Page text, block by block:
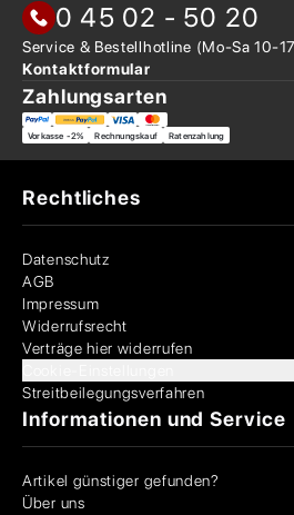
0 45 02 - 50 20
Service & Bestellhotline (Mo-Sa 10-
Kontaktformular
Zahlungsarten
Vorkasse -2% Rechnungskauf Ratenzahlung
Rechtliches
Datenschutz
AGB
Impressum
Widerrufsrecht
Verträge hier widerrufen
Streitbeilegungsverfahren
Informationen und Service
Artikel günstiger gefunden?
Über uns